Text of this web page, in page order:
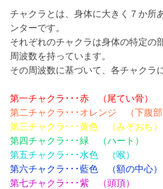
チャクラとは、身体に大きく７か所
ンターです。
それぞれのチャクラは身体の特定の
周波数を持っています。
その周波数に基づいて、各チャクラ
第一チャクラ･･･赤 （尾てい骨）
第二チャクラ･･･オレンジ （下腹部
第三チャクラ･･･黄色 （みぞおち）
第四チャクラ･･･緑 （ハート）
第五チャクラ･･･水色 （喉）
第六チャクラ･･･藍色 （額の中心）
第七チャクラ･･･紫 （頭頂）